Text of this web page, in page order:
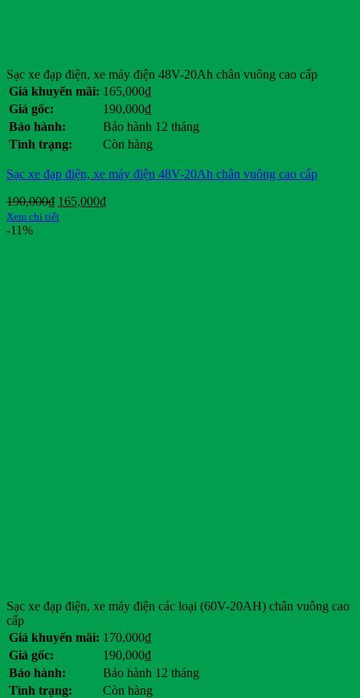
Sạc xe đạp điện, xe máy điện 48V-20Ah chân vuông cao cấp
Giá khuyến mãi: 165,000₫
Giá gốc:
190,000₫
Bảo hành:
Bảo hành 12 tháng
Tình trạng:
Còn hàng
Sạc xe đạp điện, xe máy điện 48V-20Ah chân vuông cao cấp
190,000₫ Giá
gốc
165,000₫Giá
Xem chi tiết
-11%
Sạc xe đạp điện, xe máy điện các loại (60V-20AH) chân vuông cao
cấp
Giá khuyến mãi: 170,000₫
Giá gốc:
190,000₫
Bảo hành:
Bảo hành 12 tháng
Tình trạng:
Còn hàng